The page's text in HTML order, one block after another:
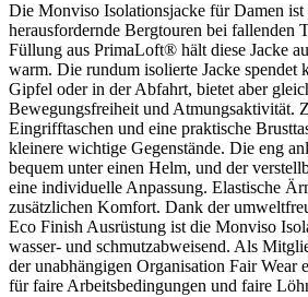
Die Monviso Isolationsjacke für Damen
herausfordernde Bergtouren bei fallenden
Füllung aus PrimaLoft® hält diese Jacke
warm. Die rundum isolierte Jacke spendet
Gipfel oder in der Abfahrt, bietet aber
Bewegungsfreiheit und Atmungsaktivität.
Eingrifftaschen und eine praktische
kleinere wichtige Gegenstände. Die eng
bequem unter einen Helm, und der
eine individuelle Anpassung. Elastische
zusätzlichen Komfort. Dank der
Eco Finish Ausrüstung ist die Monviso
wasser- und schmutzabweisend. Als
der unabhängigen Organisation Fair Wear
für faire Arbeitsbedingungen und faire